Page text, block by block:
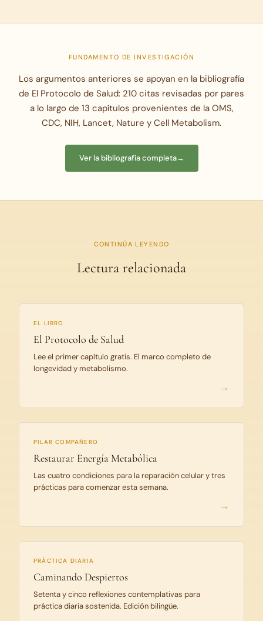
FUNDAMENTO DE INVESTIGACIÓN
Los argumentos anteriores se apoyan en la bibliografía
de El Protocolo de Salud: 210 citas revisadas por pares
a lo largo de 13 capítulos provenientes de la OMS,
CDC, NIH, Lancet, Nature y Cell Metabolism.
Ver la bibliografía completa→
CONTINÚA LEYENDO
Lectura relacionada
EL LIBRO
El Protocolo de Salud
Lee el primer capítulo gratis. El marco completo de
longevidad y metabolismo.
PILAR COMPAÑERO
Restaurar Energía Metabólica
Las cuatro condiciones para la reparación celular y tres
prácticas para comenzar esta semana.
PRÁCTICA DIARIA
Caminando Despiertos
Setenta y cinco reflexiones contemplativas para
práctica diaria sostenida. Edición bilingüe.